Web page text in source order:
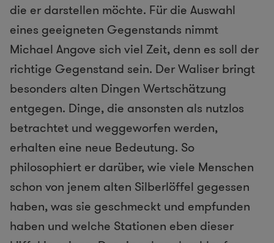
die er darstellen möchte. Für die Auswahl
eines geeigneten Gegenstands nimmt
Michael Angove sich viel Zeit, denn es soll der
richtige Gegenstand sein. Der Waliser bringt
besonders alten Dingen Wertschätzung
entgegen. Dinge, die ansonsten als nutzlos
betrachtet und weggeworfen werden,
erhalten eine neue Bedeutung. So
philosophiert er darüber, wie viele Menschen
schon von jenem alten Silberlöffel gegessen
haben, was sie geschmeckt und empfunden
haben und welche Stationen eben dieser